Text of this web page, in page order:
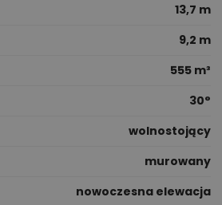
13,7 m
9,2 m
555 m³
30°
wolnostojący
murowany
nowoczesna elewacja